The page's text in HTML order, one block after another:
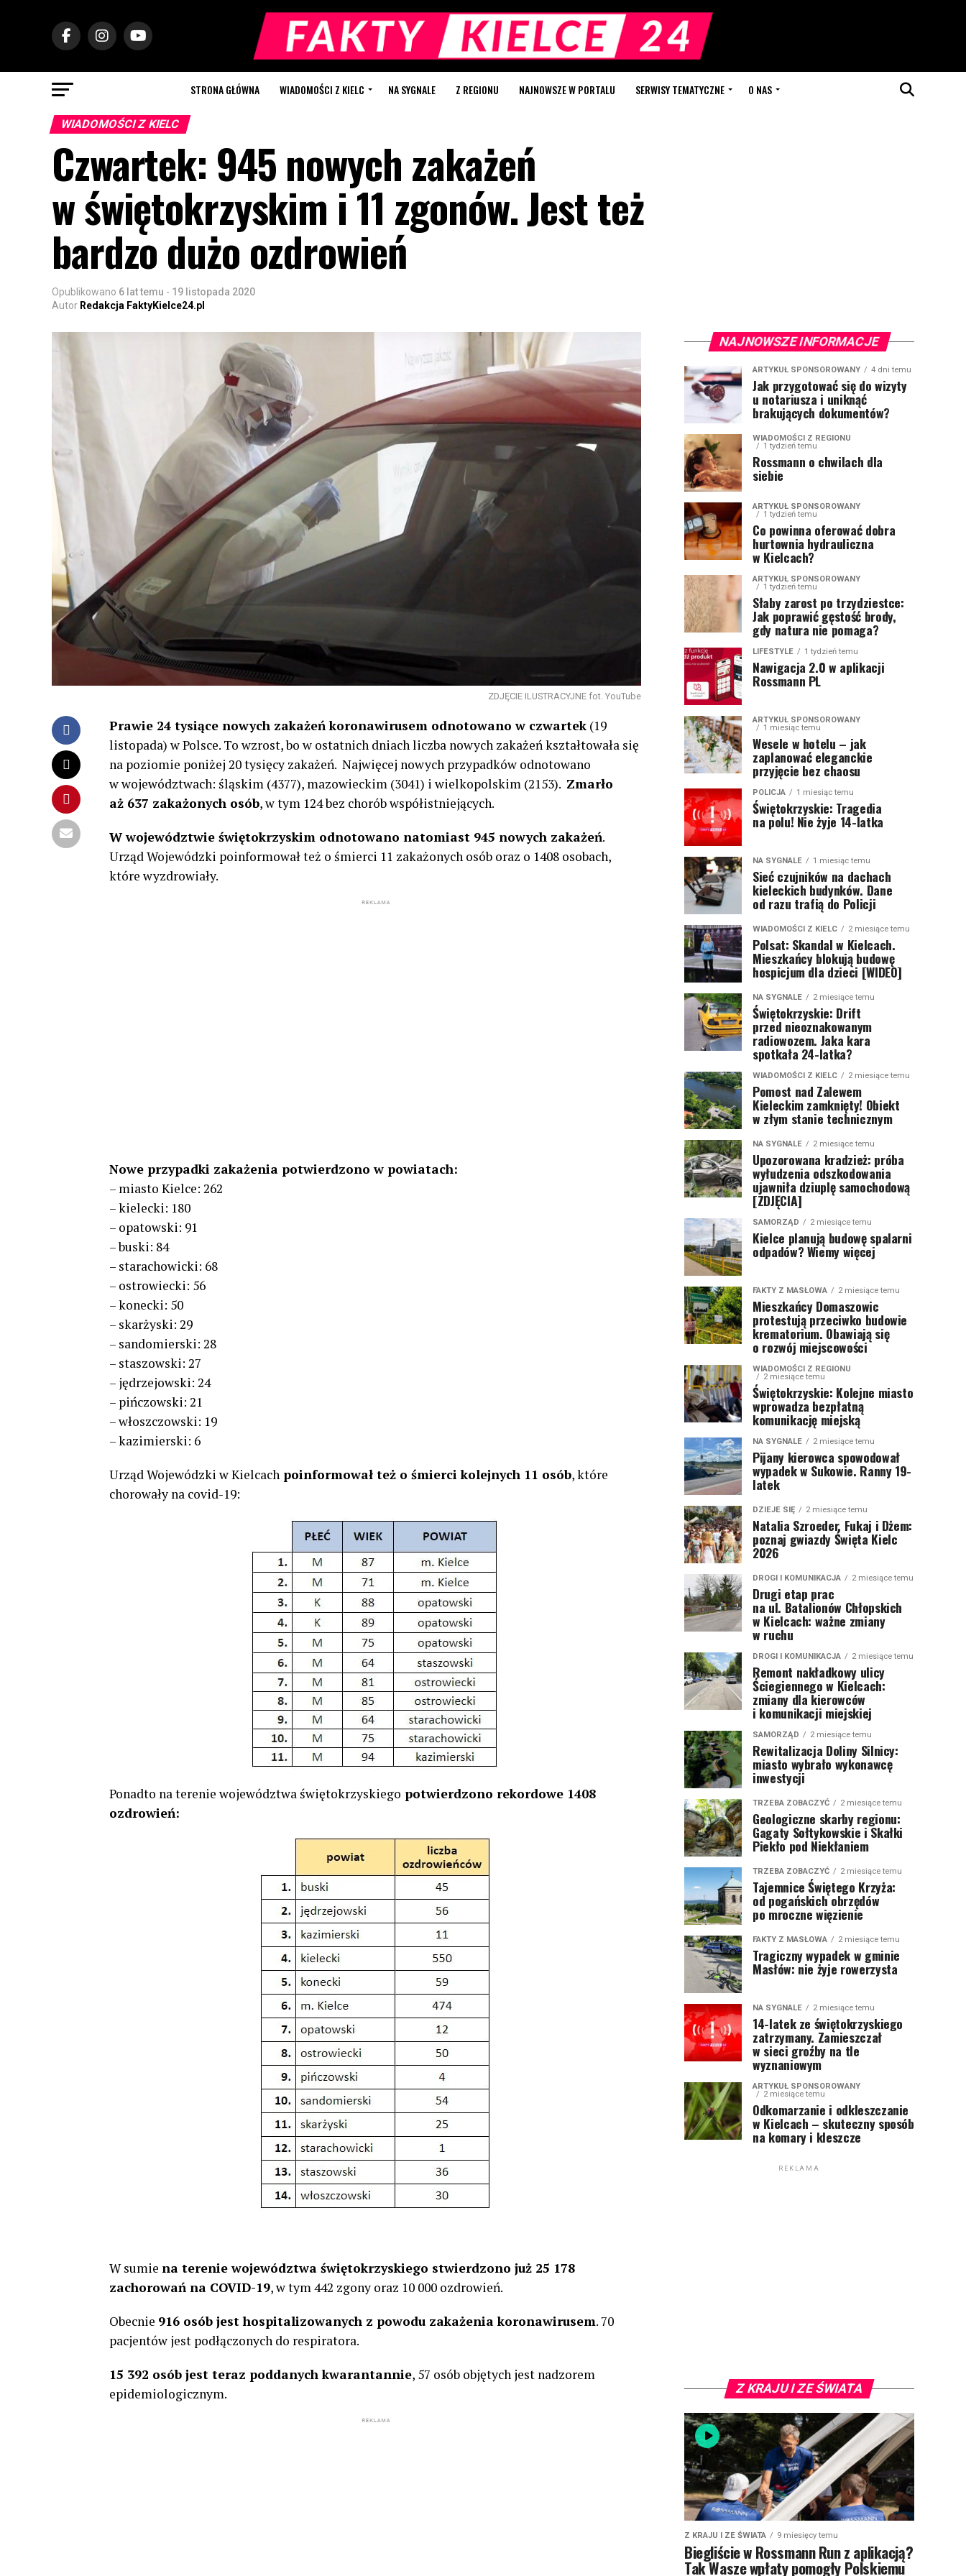
STRONA GŁÓWNA WIADOMOŚCI Z KIELC NA SYGNALE Z REGIONU NAJNOWSZE W PORTALU SERWISY TEMATYCZNE O NAS
WIADOMOŚCI Z KIELC
Czwartek: 945 nowych zakażeń
w świętokrzyskim i 11 zgonów. Jest też
bardzo dużo ozdrowień
Opublikowano 6 lat temu - 19 listopada 2020
Autor Redakcja FaktyKielce24.pl
ZDJĘCIE ILUSTRACYJNE fot. YouTube
Prawie 24 tysiące nowych zakażeń koronawirusem odnotowano w czwartek (19
listopada) w Polsce. To wzrost, bo w ostatnich dniach liczba nowych zakażeń kształtowała się
na poziomie poniżej 20 tysięcy zakażeń. Najwięcej nowych przypadków odnotowano
w województwach: śląskim (4377), mazowieckim (3041) i wielkopolskim (2153). Zmarło
aż 637 zakażonych osób, w tym 124 bez chorób współistniejących.
W województwie świętokrzyskim odnotowano natomiast 945 nowych zakażeń.
Urząd Wojewódzki poinformował też o śmierci 11 zakażonych osób oraz o 1408 osobach,
które wyzdrowiały.
Nowe przypadki zakażenia potwierdzono w powiatach:
– miasto Kielce: 262
– kielecki: 180
– opatowski: 91
– buski: 84
– starachowicki: 68
– ostrowiecki: 56
– konecki: 50
– skarżyski: 29
– sandomierski: 28
– staszowski: 27
– jędrzejowski: 24
– pińczowski: 21
– włoszczowski: 19
– kazimierski: 6
Urząd Wojewódzki w Kielcach poinformował też o śmierci kolejnych 11 osób, które
chorowały na covid-19:
Ponadto na terenie województwa świętokrzyskiego potwierdzono rekordowe 1408
ozdrowień:
W sumie na terenie województwa świętokrzyskiego stwierdzono już 25 178
zachorowań na COVID-19, w tym 442 zgony oraz 10 000 ozdrowień.
Obecnie 916 osób jest hospitalizowanych z powodu zakażenia koronawirusem. 70
pacjentów jest podłączonych do respiratora.
15 392 osób jest teraz poddanych kwarantannie, 57 osób objętych jest nadzorem
epidemiologicznym.
NAJNOWSZE INFORMACJE
ARTYKUŁ SPONSOROWANY 4 dni temu
Jak przygotować się do wizyty
u notariusza i uniknąć
brakujących dokumentów?
WIADOMOŚCI Z REGIONU
1 tydzień temu
Rossmann o chwilach dla
siebie
ARTYKUŁ SPONSOROWANY
1 tydzień temu
Co powinna oferować dobra
hurtownia hydrauliczna
w Kielcach?
ARTYKUŁ SPONSOROWANY
1 tydzień temu
Słaby zarost po trzydziestce:
Jak poprawić gęstość brody,
gdy natura nie pomaga?
LIFESTYLE 1 tydzień temu
Nawigacja 2.0 w aplikacji
Rossmann PL
ARTYKUŁ SPONSOROWANY
1 miesiąc temu
Wesele w hotelu – jak
zaplanować eleganckie
przyjęcie bez chaosu
POLICJA 1 miesiąc temu
Świętokrzyskie: Tragedia
na polu! Nie żyje 14-latka
NA SYGNALE 1 miesiąc temu
Sieć czujników na dachach
kieleckich budynków. Dane
od razu trafią do Policji
WIADOMOŚCI Z KIELC 2 miesiące temu
Polsat: Skandal w Kielcach.
Mieszkańcy blokują budowę
hospicjum dla dzieci [WIDEO]
NA SYGNALE 2 miesiące temu
Świętokrzyskie: Drift
przed nieoznakowanym
radiowozem. Jaka kara
spotkała 24-latka?
WIADOMOŚCI Z KIELC 2 miesiące temu
Pomost nad Zalewem
Kieleckim zamknięty! Obiekt
w złym stanie technicznym
NA SYGNALE 2 miesiące temu
Upozorowana kradzież: próba
wyłudzenia odszkodowania
ujawniła dziuplę samochodową
[ZDJĘCIA]
SAMORZĄD 2 miesiące temu
Kielce planują budowę spalarni
odpadów? Wiemy więcej
FAKTY Z MASŁOWA 2 miesiące temu
Mieszkańcy Domaszowic
protestują przeciwko budowie
krematorium. Obawiają się
o rozwój miejscowości
WIADOMOŚCI Z REGIONU
2 miesiące temu
Świętokrzyskie: Kolejne miasto
wprowadza bezpłatną
komunikację miejską
NA SYGNALE 2 miesiące temu
Pijany kierowca spowodował
wypadek w Sukowie. Ranny 19-
latek
DZIEJE SIĘ 2 miesiące temu
Natalia Szroeder, Fukaj i Dżem:
poznaj gwiazdy Święta Kielc
2026
DROGI I KOMUNIKACJA 2 miesiące temu
Drugi etap prac
na ul. Batalionów Chłopskich
w Kielcach: ważne zmiany
w ruchu
DROGI I KOMUNIKACJA 2 miesiące temu
Remont nakładkowy ulicy
Ściegiennego w Kielcach:
zmiany dla kierowców
i komunikacji miejskiej
SAMORZĄD 2 miesiące temu
Rewitalizacja Doliny Silnicy:
miasto wybrało wykonawcę
inwestycji
TRZEBA ZOBACZYĆ 2 miesiące temu
Geologiczne skarby regionu:
Gagaty Sołtykowskie i Skałki
Piekło pod Niekłaniem
TRZEBA ZOBACZYĆ 2 miesiące temu
Tajemnice Świętego Krzyża:
od pogańskich obrzędów
po mroczne więzienie
FAKTY Z MASŁOWA 2 miesiące temu
Tragiczny wypadek w gminie
Masłów: nie żyje rowerzysta
NA SYGNALE 2 miesiące temu
14-latek ze świętokrzyskiego
zatrzymany. Zamieszczał
w sieci groźby na tle
wyznaniowym
ARTYKUŁ SPONSOROWANY
2 miesiące temu
Odkomarzanie i odkleszczanie
w Kielcach – skuteczny sposób
na komary i kleszcze
REKLAMA
Z KRAJU I ZE ŚWIATA
Z KRAJU I ZE ŚWIATA 9 miesięcy temu
Biegliście w Rossmann Run z aplikacją?
Tak Wasze wpłaty pomogły Polskiemu